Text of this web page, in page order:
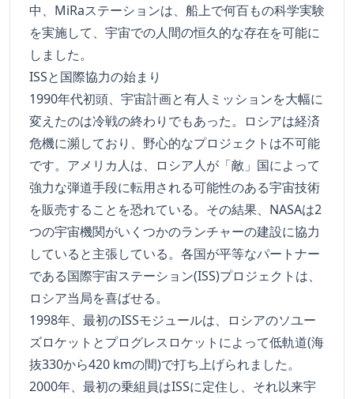
中、MiRaステーションは、船上で何百もの科学実験
を実施して、宇宙での人間の恒久的な存在を可能に
しました。
ISSと国際協力の始まり
1990年代初頭、宇宙計画と有人ミッションを大幅に
変えたのは冷戦の終わりでもあった。ロシアは経済
危機に瀕しており、野心的なプロジェクトは不可能
です。アメリカ人は、ロシア人が「敵」国によって
強力な弾道手段に転用される可能性のある宇宙技術
を販売することを恐れている。その結果、NASAは2
つの宇宙機関がいくつかのランチャーの建設に協力
していると主張している。各国が平等なパートナー
である国際宇宙ステーション(ISS)プロジェクトは、
ロシア当局を喜ばせる。
1998年、最初のISSモジュールは、ロシアのソユー
ズロケットとプログレスロケットによって低軌道(海
抜330から420 kmの間)で打ち上げられました。
2000年、最初の乗組員はISSに定住し、それ以来宇